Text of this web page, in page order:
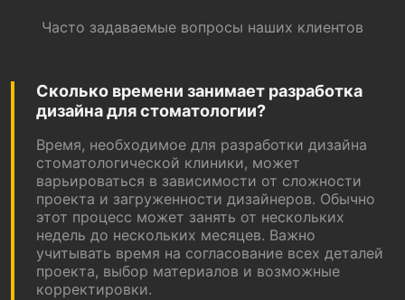
Часто задаваемые вопросы наших клиентов
Сколько времени занимает разработка
дизайна для стоматологии?
Время, необходимое для разработки дизайна
стоматологической клиники, может
варьироваться в зависимости от сложности
проекта и загруженности дизайнеров. Обычно
этот процесс может занять от нескольких
недель до нескольких месяцев. Важно
учитывать время на согласование всех деталей
проекта, выбор материалов и возможные
корректировки.